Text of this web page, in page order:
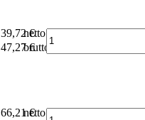
39,72 €
netto
47,27 €brutto*
66,21 €
netto